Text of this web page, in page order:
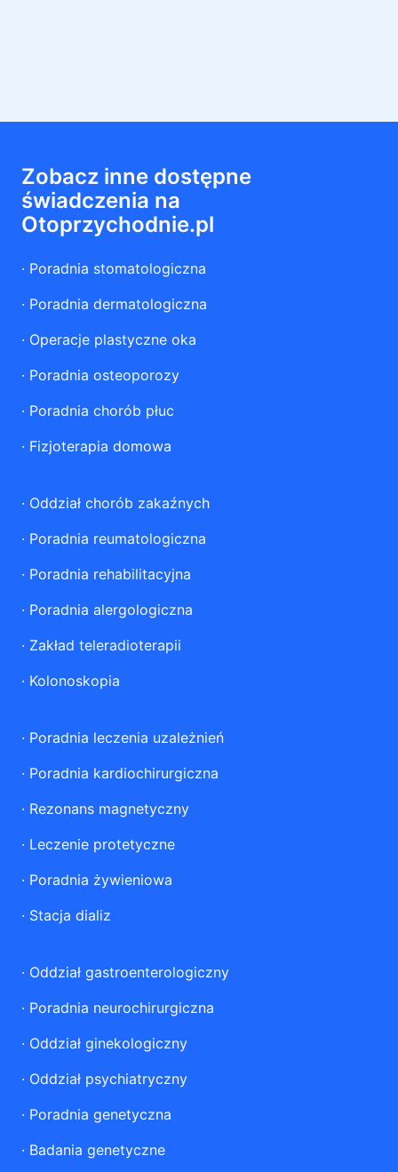
Zobacz inne dostępne
świadczenia na
Otoprzychodnie.pl
· Poradnia stomatologiczna
· Poradnia dermatologiczna
· Operacje plastyczne oka
· Poradnia osteoporozy
· Poradnia chorób płuc
· Fizjoterapia domowa
· Oddział chorób zakaźnych
· Poradnia reumatologiczna
· Poradnia rehabilitacyjna
· Poradnia alergologiczna
· Zakład teleradioterapii
· Kolonoskopia
· Poradnia leczenia uzależnień
· Poradnia kardiochirurgiczna
· Rezonans magnetyczny
· Leczenie protetyczne
· Poradnia żywieniowa
· Stacja dializ
· Oddział gastroenterologiczny
· Poradnia neurochirurgiczna
· Oddział ginekologiczny
· Oddział psychiatryczny
· Poradnia genetyczna
· Badania genetyczne